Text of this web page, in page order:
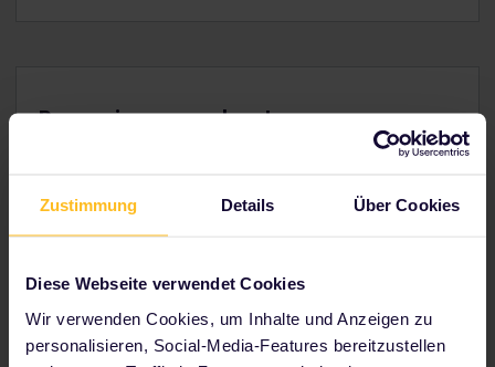
Zustimmung Details Über Cookies
Diese Webseite verwendet Cookies
Wir verwenden Cookies, um Inhalte und Anzeigen zu
personalisieren, Social-Media-Features bereitzustellen
Reservierungen buchen
praktisches Tool sagt dir, ob du für deine Züge
reservieren musst und bietet dir die Möglichkeit,
sofort zu buchen.
Sitzplatzreservierungen buchen